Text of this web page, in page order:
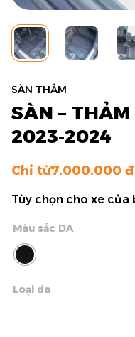
SÀN THẢM
SÀN –
2023-2024
Chỉ từ7.000.000
Tùy chọn cho xe của
Màu sắc DA
Loại da